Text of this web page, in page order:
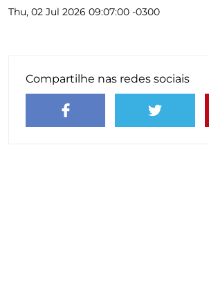
Thu, 02 Jul 2026 09:07:00 -0300
Compartilhe nas redes sociais